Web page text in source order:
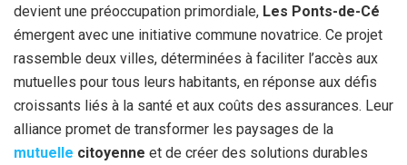
devient une préoccupation primordiale, Les Ponts-de-Cé
émergent avec une initiative commune novatrice. Ce projet
rassemble deux villes, déterminées à faciliter l’accès aux
mutuelles pour tous leurs habitants, en réponse aux défis
croissants liés à la santé et aux coûts des assurances. Leur
alliance promet de transformer les paysages de la
mutuelle citoyenne et de créer des solutions durables